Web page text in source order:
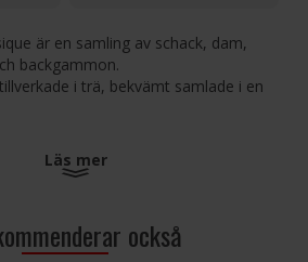
är en samling av schack, dam,
backgammon.
i trä, bekvämt samlade i en
Läs mer
också